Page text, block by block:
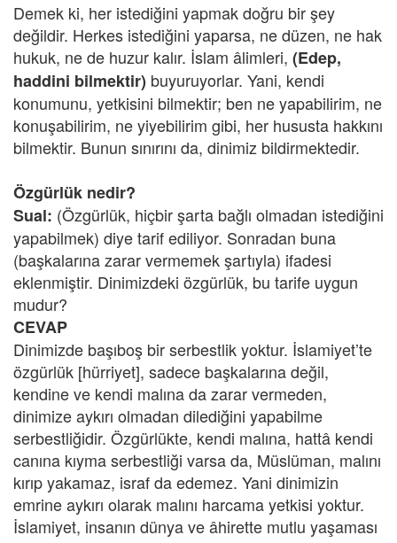
Demek ki, her istediğini yapmak doğru bir şey
değildir. Herkes istediğini yaparsa, ne düzen, ne hak
hukuk, ne de huzur kalır. İslam âlimleri, (Edep,
haddini bilmektir) buyuruyorlar. Yani, kendi
konumunu, yetkisini bilmektir; ben ne yapabilirim, ne
konuşabilirim, ne yiyebilirim gibi, her hususta hakkını
bilmektir. Bunun sınırını da, dinimiz bildirmektedir.
Özgürlük nedir?
Sual: (Özgürlük, hiçbir şarta bağlı olmadan istediğini
yapabilmek) diye tarif ediliyor. Sonradan buna
(başkalarına zarar vermemek şartıyla) ifadesi
eklenmiştir. Dinimizdeki özgürlük, bu tarife uygun
mudur?
CEVAP
Dinimizde başıboş bir serbestlik yoktur. İslamiyet’te
özgürlük [hürriyet], sadece başkalarına değil,
kendine ve kendi malına da zarar vermeden,
dinimize aykırı olmadan dilediğini yapabilme
serbestliğidir. Özgürlükte, kendi malına, hattâ kendi
canına kıyma serbestliği varsa da, Müslüman, malını
kırıp yakamaz, israf da edemez. Yani dinimizin
emrine aykırı olarak malını harcama yetkisi yoktur.
İslamiyet, insanın dünya ve âhirette mutlu yaşaması